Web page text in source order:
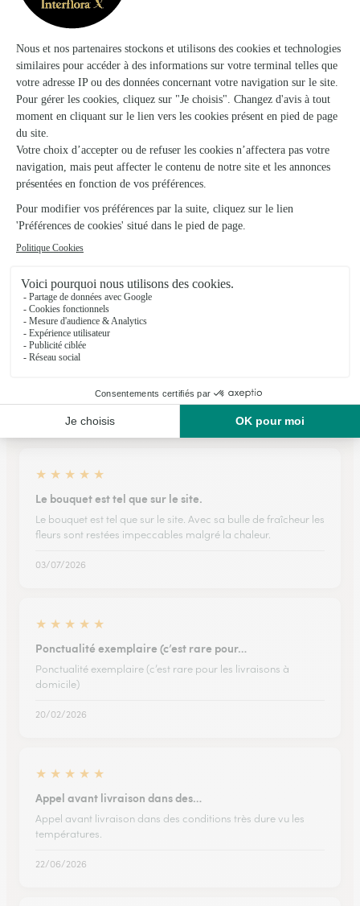
23 bis,boulevard de la République
Voir la boutique
Asarine Diffusion – Rapid’flore
Annonay
★★★★★4.3 (41)
Voir la boutique
Ils ont fait livrer des fleurs ou une plante à
★ ★ ★ ★ ★
Le bouquet est tel que sur le site.
Le bouquet est tel que sur le site. Avec sa bulle de fraîcheur les
fleurs sont restées impeccables malgré la chaleur.
03/07/2026
★ ★ ★ ★ ★
Ponctualité exemplaire (c’est rare pour…
Ponctualité exemplaire (c’est rare pour les livraisons à
domicile)
20/02/2026
★ ★ ★ ★ ★
Appel avant livraison dans des…
Appel avant livraison dans des conditions très dure vu les
températures.
22/06/2026